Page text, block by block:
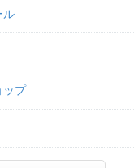
ル
ップ